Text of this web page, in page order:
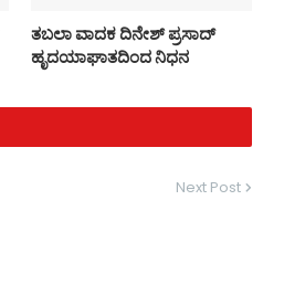
ತಬಲಾ ವಾದಕ ದಿನೇಶ್ ಪ್ರಸಾದ್
ಹೃದಯಾಘಾತದಿಂದ ನಿಧನ
Next Post